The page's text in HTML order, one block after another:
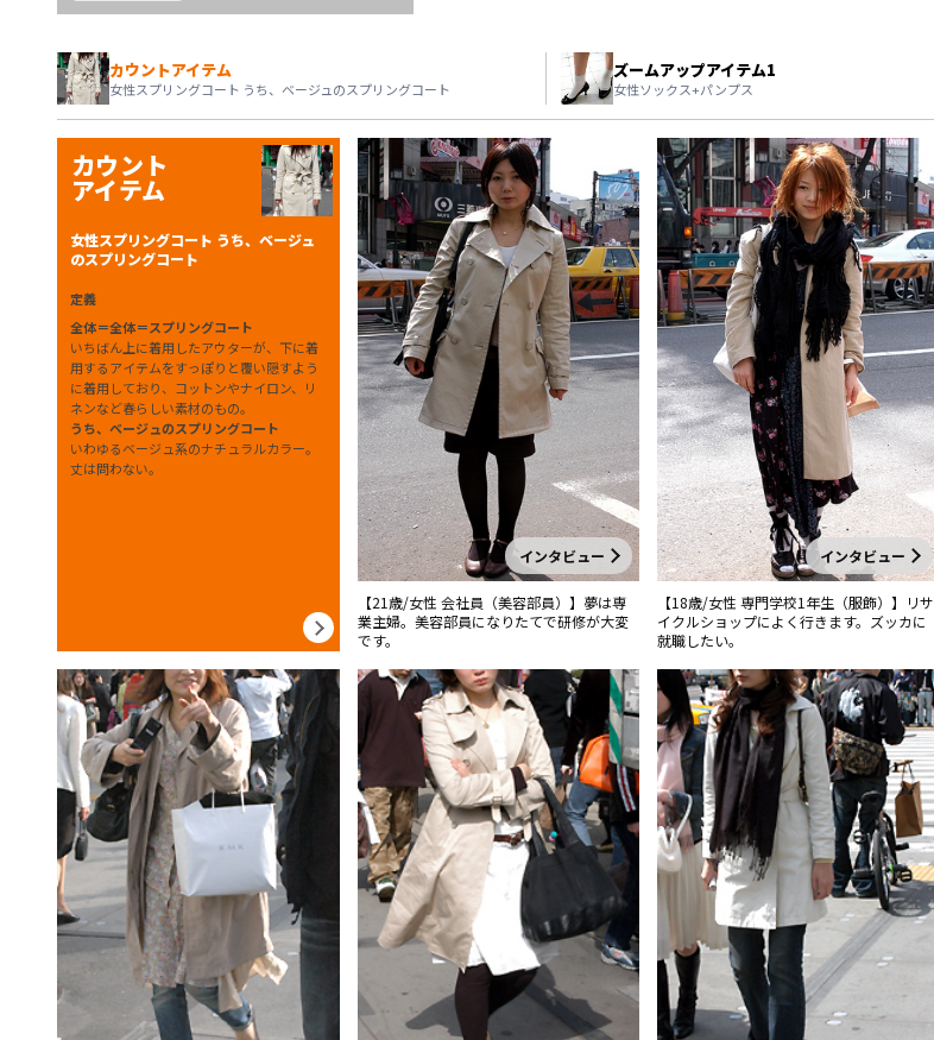
カウントアイテム
女性スプリングコート うち、ベージュのスプリングコート
ズームアップアイテム1
女性ソックス+パンプス
カウント
アイテム
女性スプリングコート うち、ベージュ
のスプリングコート
定義
全体＝全体＝スプリングコート
いちばん上に着用したアウターが、下に着
用するアイテムをすっぽりと覆い隠すよう
に着用しており、コットンやナイロン、リ
ネンなど春らしい素材のもの。
うち、ベージュのスプリングコート
いわゆるベージュ系のナチュラルカラー。
丈は問わない。
インタビュー
【21歳/女性 会社員（美容部員）】夢は専
業主婦。美容部員になりたてで研修が大変
です。
インタビュー
【18歳/女性 専門学校1年生（服飾）】リサ
イクルショップによく行きます。ズッカに
就職したい。